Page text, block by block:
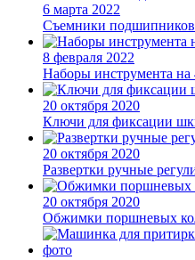
6 марта 2022
Съемники
8 февраля 2022
Наборы инструмента на
20 октября 2020
Ключи для фиксации
20 октября 2020
Развертки ручные
20 октября 2020
Обжимки поршневых